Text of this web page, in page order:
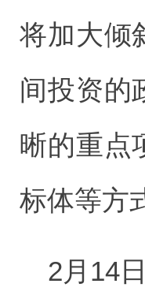
将加大倾
间投资的
晰的重点
标体等方
2月14